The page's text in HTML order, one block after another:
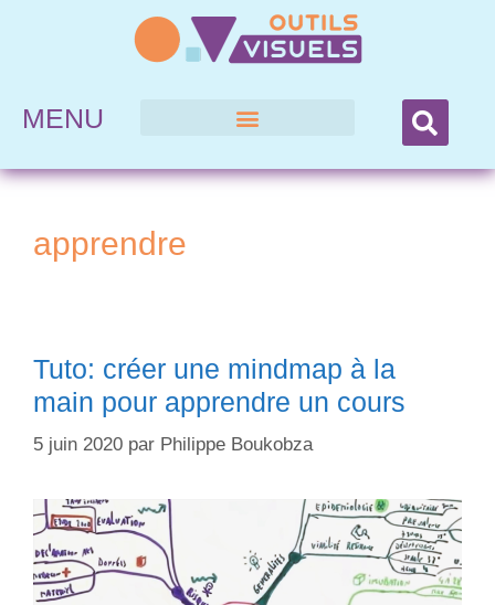
MENU
apprendre
Tuto: créer une mindmap à la
main pour apprendre un cours
5 juin 2020 par Philippe Boukobza